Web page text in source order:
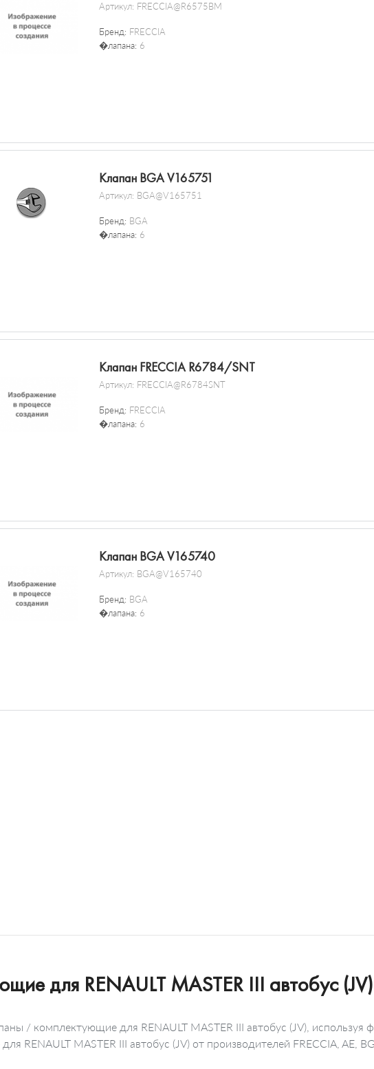
Артикул: FRECCIA@R6575BM
Бренд: FRECCIA
�лапана: 6
Клапан BGA V165751
Артикул: BGA@V165751
Бренд: BGA
�лапана: 6
Клапан FRECCIA R6784/SNT
Артикул: FRECCIA@R6784SNT
Бренд: FRECCIA
�лапана: 6
Клапан BGA V165740
Артикул: BGA@V165740
Бренд: BGA
�лапана: 6
для RENAULT MASTER III автобус
/ комплектующие для RENAULT MASTER III автобус (JV), используя
RENAULT MASTER III автобус (JV) от производителей FRECCIA, AE,